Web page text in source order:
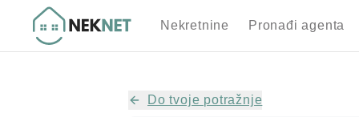
Nekretnine Pronađi agenta
Do tvoje potražnje